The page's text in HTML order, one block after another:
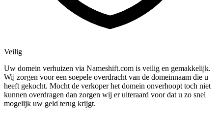
Veilig
Uw domein verhuizen via Nameshift.com is veilig en gemakkelijk.
Wij zorgen voor een soepele overdracht van de domeinnaam die u
heeft gekocht. Mocht de verkoper het domein onverhoopt toch niet
kunnen overdragen dan zorgen wij er uiteraard voor dat u zo snel
mogelijk uw geld terug krijgt.